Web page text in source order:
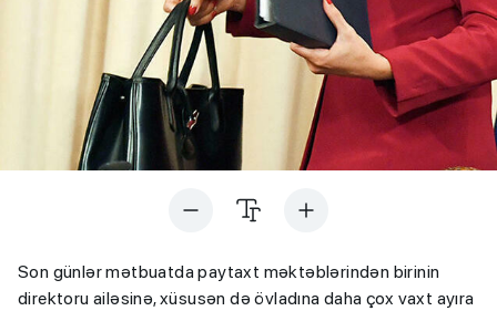
Son günlər mətbuatda paytaxt məktəblərindən birinin
direktoru ailəsinə, xüsusən də övladına daha çox vaxt ayıra